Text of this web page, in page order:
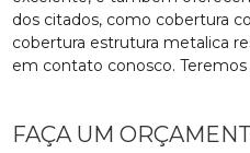
dos citados, como cobertura
cobertura estrutura metalica
em contato conosco.
FAÇA UM